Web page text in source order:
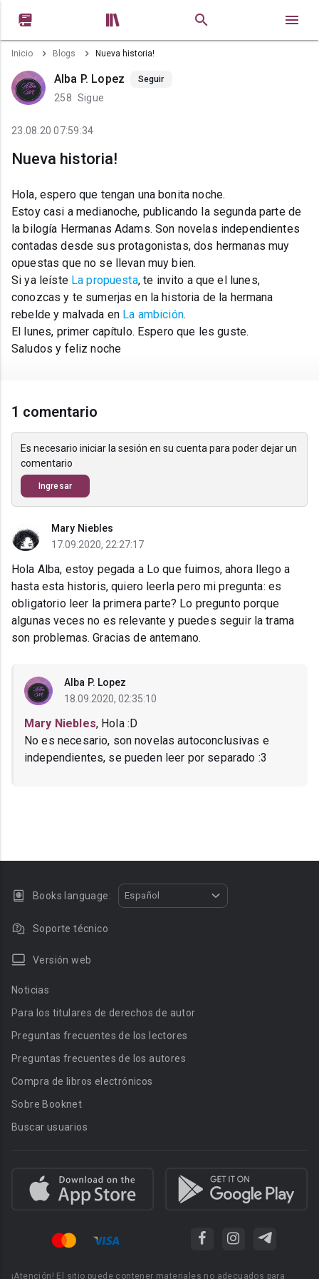
 
Inicio Blogs Nueva historia!
Alba P. Lopez Seguir
258 Sigue
23.08.20 07:59:34
Nueva historia!
Hola, espero que tengan una bonita noche.
Estoy casi a medianoche, publicando la segunda parte de
la bilogía Hermanas Adams. Son novelas independientes
contadas desde sus protagonistas, dos hermanas muy
opuestas que no se llevan muy bien.
Si ya leíste La propuesta, te invito a que el lunes,
conozcas y te sumerjas en la historia de la hermana
rebelde y malvada en La ambición.
El lunes, primer capítulo. Espero que les guste.
Saludos y feliz noche
1 comentario
Es necesario iniciar la sesión en su cuenta para poder dejar un
comentario
Ingresar
Mary Niebles
17.09.2020, 22:27:17
Hola Alba, estoy pegada a Lo que fuimos, ahora llego a
hasta esta historis, quiero leerla pero mi pregunta: es
obligatorio leer la primera parte? Lo pregunto porque
algunas veces no es relevante y puedes seguir la trama
son problemas. Gracias de antemano.
Alba P. Lopez
18.09.2020, 02:35:10
Mary Niebles, Hola :D
No es necesario, son novelas autoconclusivas e
independientes, se pueden leer por separado :3
Books language: Español
Soporte técnico
Versión web
Noticias
Para los titulares de derechos de autor
Preguntas frecuentes de los lectores
Preguntas frecuentes de los autores
Compra de libros electrónicos
Sobre Booknet
Buscar usuarios
¡Atención! El sitio puede contener materiales no adecuados para